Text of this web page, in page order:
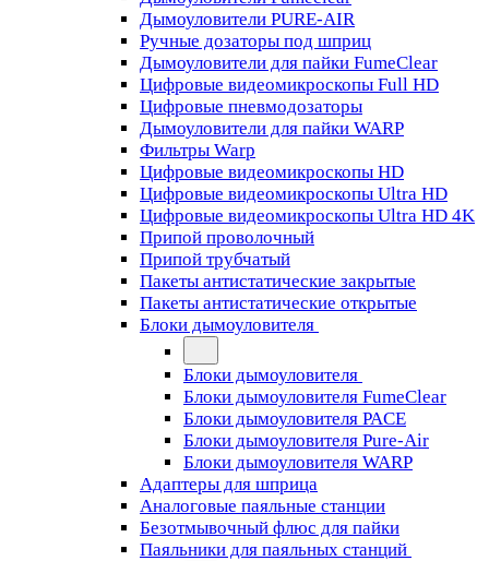
Дымоуловители PURE-AIR
Ручные дозаторы под шприц
Дымоуловители для пайки FumeClear
Цифровые видеомикроскопы Full HD
Цифровые пневмодозаторы
Дымоуловители для пайки WARP
Фильтры Warp
Цифровые видеомикроскопы HD
Цифровые видеомикроскопы Ultra HD
Цифровые видеомикроскопы Ultra HD 4K
Припой проволочный
Припой трубчатый
Пакеты антистатические закрытые
Пакеты антистатические открытые
Блоки дымоуловителя
Блоки дымоуловителя
Блоки дымоуловителя FumeClear
Блоки дымоуловителя PACE
Блоки дымоуловителя Pure-Air
Блоки дымоуловителя WARP
Адаптеры для шприца
Аналоговые паяльные станции
Безотмывочный флюс для пайки
Паяльники для паяльных станций